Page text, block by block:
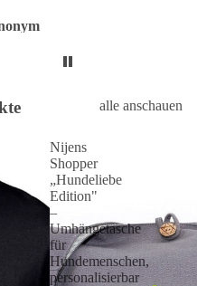
alle anschauen
Nijens
Shopper
„Hundeliebe
Edition"
–
Umhängetasche
für
Hundemenschen,
personalisierbar